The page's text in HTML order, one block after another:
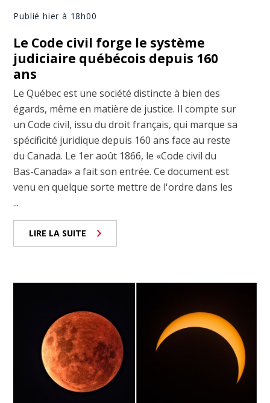
Publié hier à 18h00
Le Code civil forge le système
judiciaire québécois depuis 160
ans
Le Québec est une société distincte à bien des
égards, même en matière de justice. Il compte sur
un Code civil, issu du droit français, qui marque sa
spécificité juridique depuis 160 ans face au reste
du Canada. Le 1er août 1866, le «Code civil du
Bas-Canada» a fait son entrée. Ce document est
venu en quelque sorte mettre de l'ordre dans les
...
LIRE LA SUITE